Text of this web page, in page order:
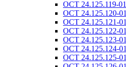
ОСТ 24.125.119-01
ОСТ 24.125.120-01
ОСТ 24.125.121-01
ОСТ 24.125.122-01
ОСТ 24.125.123-01
ОСТ 24.125.124-01
ОСТ 24.125.125-01